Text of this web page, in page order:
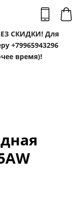
СКИДКИ! Для
+79965943296
время)!